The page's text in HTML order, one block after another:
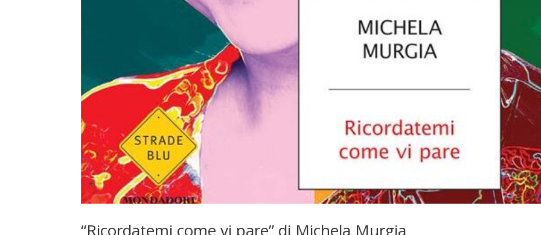
“Ricordatemi come vi pare” di Michela Murgia